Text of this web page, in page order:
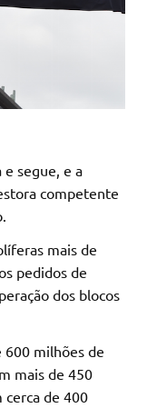
e segue, e a
competente
mais de
pedidos de
dos blocos
600 milhões de
mais de 450
cerca de 400